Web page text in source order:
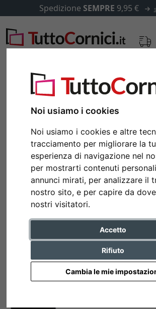
Noi usiamo i cookies
Noi usiamo i cookies e altre
tracciamento per migliorare la
esperienza di navigazione nel
per mostrarti contenuti
annunci mirati, per analizzare il
nostro sito, e per capire da
nostri visitatori.
Accetto
Rifiuto
Cambia le mie
Spedizione SEMPRE 9,95 €
Indietro